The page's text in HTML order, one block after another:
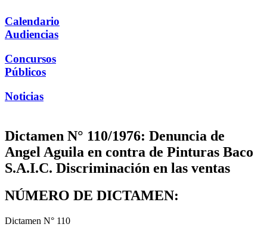
Calendario
Audiencias
Concursos
Públicos
Noticias
Dictamen N° 110/1976: Denuncia de
Angel Aguila en contra de Pinturas Baco
S.A.I.C. Discriminación en las ventas
NÚMERO DE DICTAMEN:
Dictamen N° 110